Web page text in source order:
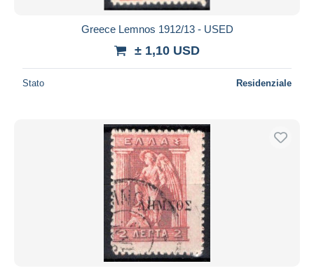
Greece Lemnos 1912/13 - USED
± 1,10 USD
Stato Residenziale